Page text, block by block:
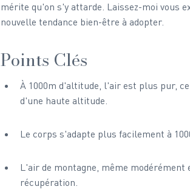
mérite qu'on s'y attarde. Laissez-moi vous
nouvelle tendance bien-être à adopter.
Points Clés
À 1000m d'altitude, l'air est plus pur,
d'une haute altitude.
Le corps s'adapte plus facilement à
L'air de montagne, même
récupération.